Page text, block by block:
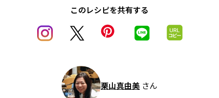
このレシピを共有する
栗山真由美 さん